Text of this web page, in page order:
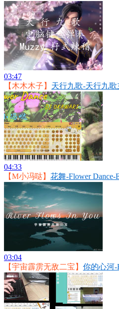
03:47
【木木木子】 天行九歌-天行九歌
04:33
【M小冯哒】 花舞-Flower
03:04
【宇宙霹雳无敌二宝】 你的心河-